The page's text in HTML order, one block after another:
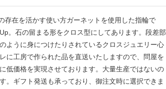
存在を活かす使い方ガーネットを使用した指輪で
。石の留まる形をクロス型にしてあります。段差部
ように身につけたりされているクロスジュエリー心
に工房で作られた品を直送いたしますので、問屋を
低価格を実現させております。大量生産ではないの
。ギフト発送も承っており、御注文時に選択できま